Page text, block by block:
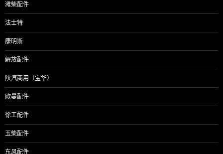
潍柴配件
法士特
康明斯
解放配件
陕汽商用（宝华）
欧曼配件
徐工配件
玉柴配件
东风配件